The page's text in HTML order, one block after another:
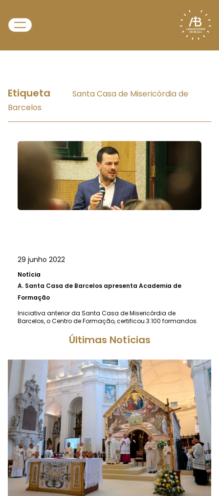
Etiqueta
Santa Casa de Misericórdia de
Barcelos
29 junho 2022
Notícia
A. Santa Casa de Barcelos apresenta Academia de
Formação
Iniciativa anterior da Santa Casa de Misericórdia de
Barcelos, o Centro de Formação, certificou 3.100 formandos.
Últimas Notícias